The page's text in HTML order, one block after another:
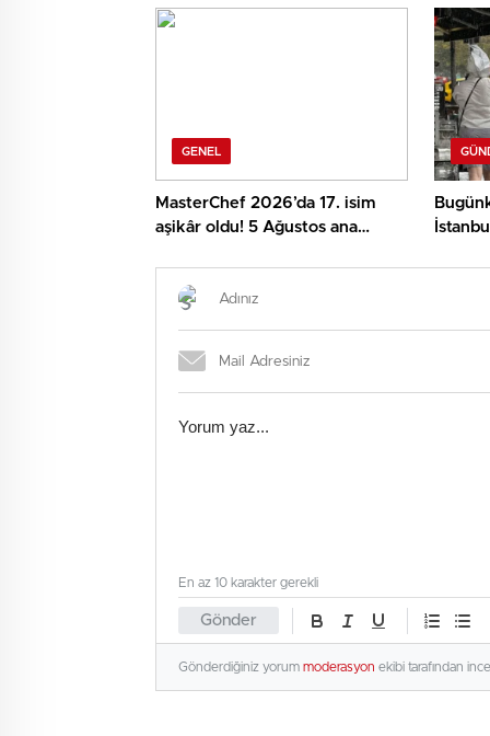
GENEL
MasterChef 2026’da 17. isim
aşikâr oldu! 5 Ağustos ana
Gönder
En az 10 karakter gerekli
Gönderdiğiniz yorum moderasyon ekibi tarafından